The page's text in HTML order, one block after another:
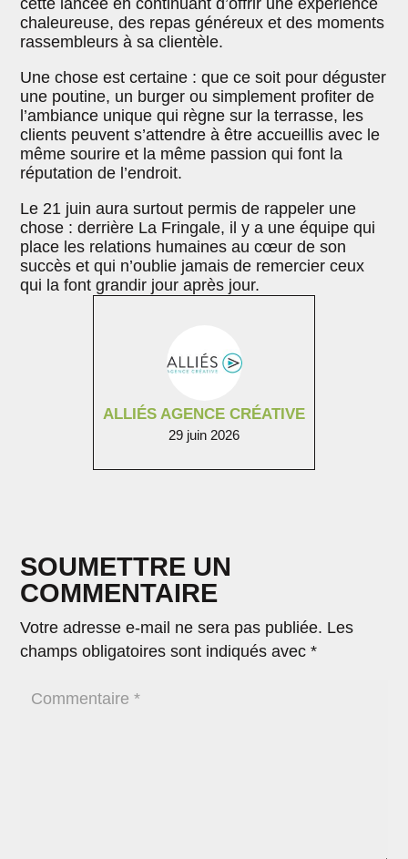
ALLIÉS AGENCE CRÉATIVE
29 juin 2026
chaleureuse, des repas généreux et des moments
rassembleurs à sa clientèle.
Une chose est certaine : que ce soit pour déguster
une poutine, un burger ou simplement profiter de
l’ambiance unique qui règne sur la terrasse, les
clients peuvent s’attendre à être accueillis avec le
même sourire et la même passion qui font la
réputation de l’endroit.
Le 21 juin aura surtout permis de rappeler une
chose : derrière La Fringale, il y a une équipe qui
place les relations humaines au cœur de son
succès et qui n’oublie jamais de remercier ceux
qui la font grandir jour après jour.
SOUMETTRE UN
COMMENTAIRE
Votre adresse e-mail ne sera pas publiée. Les
champs obligatoires sont indiqués avec*